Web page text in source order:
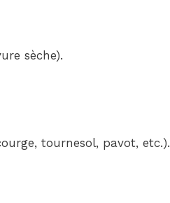
sèche).
tournesol, pavot, etc.).